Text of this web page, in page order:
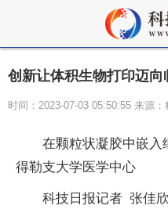
创新让体积生物打印迈
时间：2023-07-03 05:50:55 来源：
在颗粒状凝胶中嵌入
得勒支大学医学中心
科技日报记者 张佳欣